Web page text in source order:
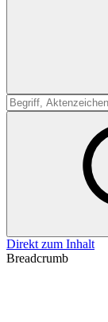
Suche
Direkt zum Inhalt
Breadcrumb